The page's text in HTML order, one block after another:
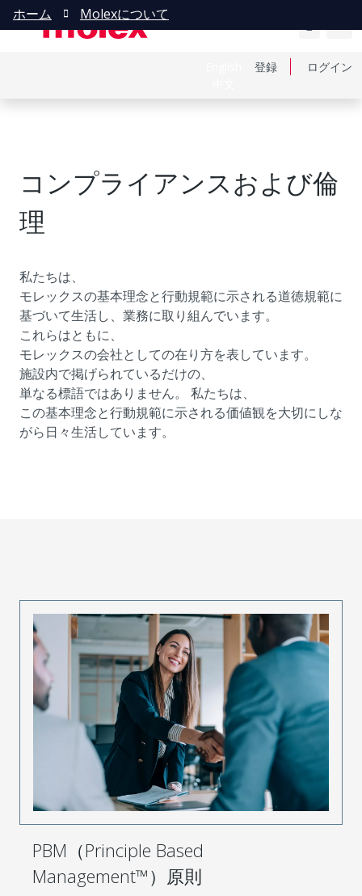
登録 ログイン
ホーム Molexについて
コンプライアンスおよび倫
理
私たちは、
モレックスの基本理念と行動規範に示される道徳規範に
基づいて生活し、業務に取り組んでいます。
これらはともに、
モレックスの会社としての在り方を表しています。
施設内で掲げられているだけの、
単なる標語ではありません。 私たちは、
この基本理念と行動規範に示される価値観を大切にしな
がら日々生活しています。
PBM（Principle Based
Management™）原則